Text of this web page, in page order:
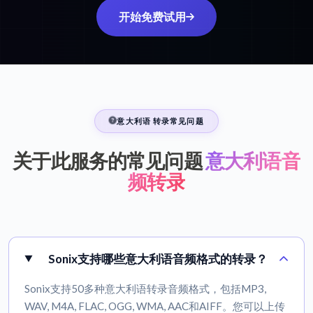
开始免费试用
意大利语 转录常见问题
关于此服务的常见问题意大利语音
频转录
Sonix支持哪些意大利语音频格式的转录？
Sonix支持50多种意大利语转录音频格式，包括MP3,
WAV, M4A, FLAC, OGG, WMA, AAC和AIFF。您可以上传